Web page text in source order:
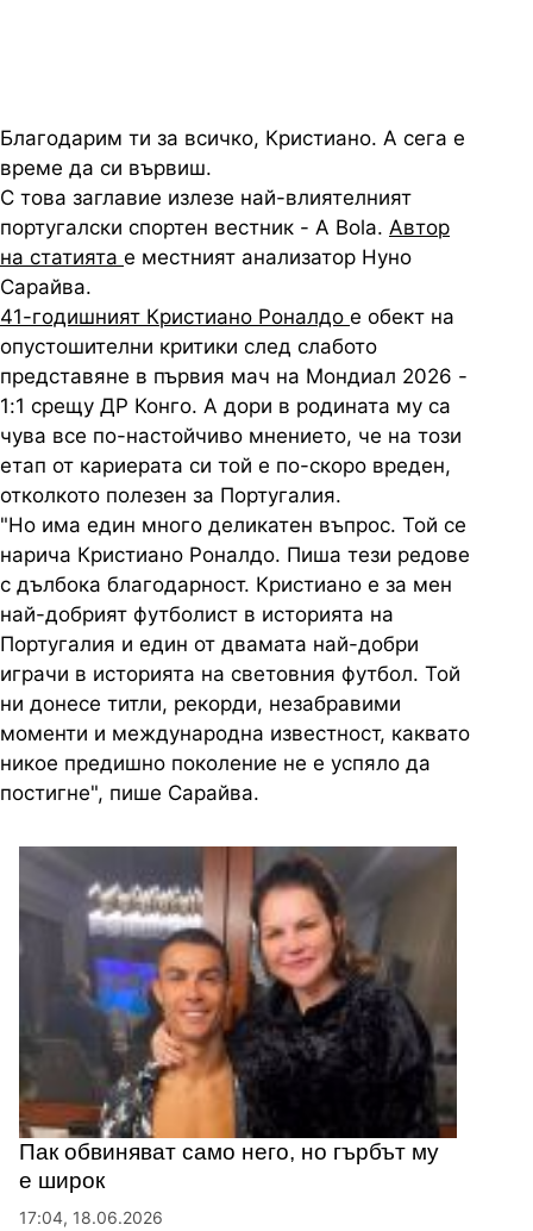
Благодарим ти за всичко, Кристиано. А сега е
време да си вървиш.
С това заглавие излезе най-влиятелният
португалски спортен вестник - A Bola. Автор
на статията е местният анализатор Нуно
Сарайва.
41-годишният Кристиано Роналдо е обект на
опустошителни критики след слабото
представяне в първия мач на Мондиал 2026 -
1:1 срещу ДР Конго. А дори в родината му са
чува все по-настойчиво мнението, че на този
етап от кариерата си той е по-скоро вреден,
отколкото полезен за Португалия.
"Но има един много деликатен въпрос. Той се
нарича Кристиано Роналдо. Пиша тези редове
с дълбока благодарност. Кристиано е за мен
най-добрият футболист в историята на
Португалия и един от двамата най-добри
играчи в историята на световния футбол. Той
ни донесе титли, рекорди, незабравими
моменти и международна известност, каквато
никое предишно поколение не е успяло да
постигне", пише Сарайва.
Пак обвиняват само него, но гърбът му
е широк
17:04, 18.06.2026